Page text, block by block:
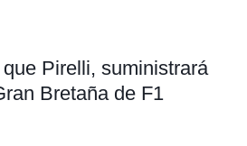
Pirelli, suministrará
Bretaña de F1